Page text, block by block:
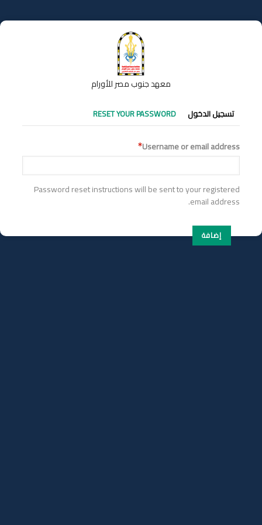
إلى
المحتوى
معهد جنوب مصر للأورام
التبويبات
الأساسية
تسجيل الدخول RESET YOUR PASSWORD
Username or email address
Password reset instructions will be sent to your registered
email address.